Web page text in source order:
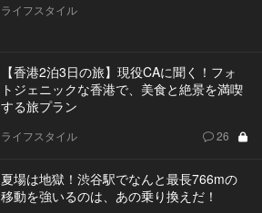
ライフスタイル
【香港2泊3日の旅】現役CAに聞く！フォ
トジェニックな香港で、美食と絶景を満喫
する旅プラン
ライフスタイル 26
夏場は地獄！渋谷駅でなんと最長766mの
移動を強いるのは、あの乗り換えだ！